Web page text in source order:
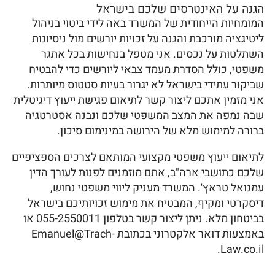
הגנה על האינטרסים שלכם בישראל
המומחיות הייחודית של המשרד באה לידי ביטוי בניהול
ליטיגציה מורכבת והגנה על זכויות יורשים מול ניסיונות
השתלטות על נכסים. אני מטפל בנחישות בכל אתגר
משפטי, כולל הסדרת מעמד צבאי ליורשים כדי להבטיח
שביקור עתידי בישראל לא יגרור בעיות סטטוס מיותרות.
אני מזמין אתכם ליצור קשר לתיאום פגישת ייעוץ דיגיטלית
שבה נמפה את המצב המשפטי שלכם ונבנה אסטרטגיה
ברורה למימוש מלא של הירושה במינימום סיכון.
לתיאום ייעוץ משפטי מקצועי המותאם לצרכים הספציפיים
שלכם כתושבי ארה"ב, אתם מוזמנים לפנות לעורך הדין
עמנואל טראץ'. המשרד מעניק ליווי משפטי נחוש,
דיסקרטי ומקיף, המבטיח את מימוש זכויותיכם בישראל
בביטחון מלא. ניתן ליצור קשר בטלפון 055-2550011 או
באמצעות דואר אלקטרוני בכתובת Emanuel@Trach-
Law.co.il.